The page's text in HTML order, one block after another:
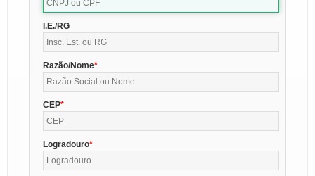
I.E./RG
Razão/Nome
CEP
Logradouro